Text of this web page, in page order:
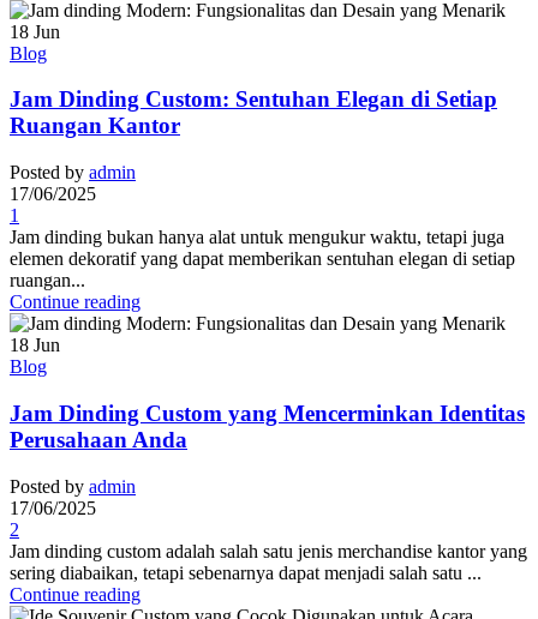
18 Jun
Blog
Jam Dinding Custom: Sentuhan Elegan di Setiap
Ruangan Kantor
Posted by admin
17/06/2025
1
Jam dinding bukan hanya alat untuk mengukur waktu, tetapi juga
elemen dekoratif yang dapat memberikan sentuhan elegan di setiap
ruangan...
Continue reading
18 Jun
Blog
Jam Dinding Custom yang Mencerminkan Identitas
Perusahaan Anda
Posted by admin
17/06/2025
2
Jam dinding custom adalah salah satu jenis merchandise kantor yang
sering diabaikan, tetapi sebenarnya dapat menjadi salah satu ...
Continue reading